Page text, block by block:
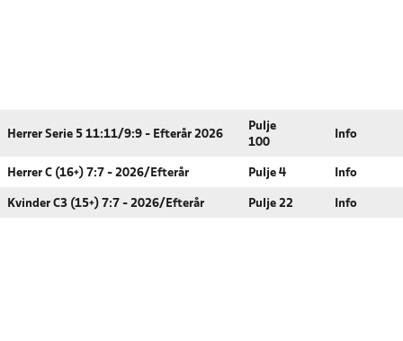
Herrer Serie 5 11:11/9:9 - Efterår 2026
Pulje
100
Info
Herrer C (16+) 7:7 - 2026/Efterår Pulje 4 Info
Kvinder C3 (15+) 7:7 - 2026/Efterår Pulje 22 Info